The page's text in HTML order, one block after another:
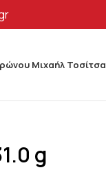
Μιχαήλ Τοσίτσα
g